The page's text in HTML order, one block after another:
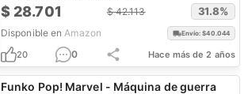
$ 28.701 $42.113 31.8%
Disponible en Amazon Envío: $40.044
20 0 Hace más de 2 años
Funko Pop! Marvel - Máquina de guerra